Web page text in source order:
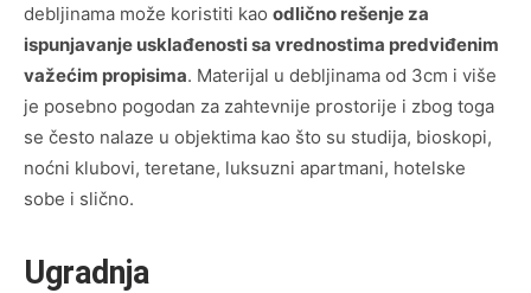
debljinama može koristiti kao odlično rešenje za
ispunjavanje usklađenosti sa vrednostima predviđenim
važećim propisima. Materijal u debljinama od 3cm i više
je posebno pogodan za zahtevnije prostorije i zbog toga
se često nalaze u objektima kao što su studija, bioskopi,
noćni klubovi, teretane, luksuzni apartmani, hotelske
sobe i slično.
Ugradnja